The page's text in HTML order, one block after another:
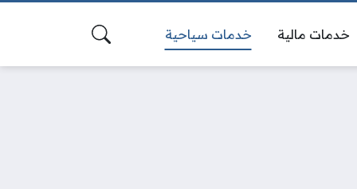
خدمات مالية خدمات سياحية